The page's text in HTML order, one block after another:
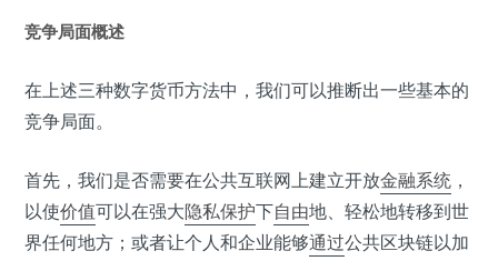
竞争局面概述
在上述三种数字货币方法中，我们可以推断出一些基本的
竞争局面。
首先，我们是否需要在公共互联网上建立开放金融系统 ，
以使价值可以在强大隐私保护下自由地、轻松地转移到世
界任何地方；或者让个人和企业能够通过公共区块链以加